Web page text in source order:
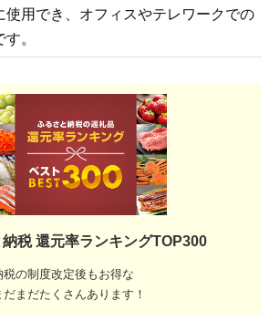
使用でき、オフィスやテレワークでの
。
税 還元率ランキングTOP300
税の制度改定後もお得な
まだたくさんあります！